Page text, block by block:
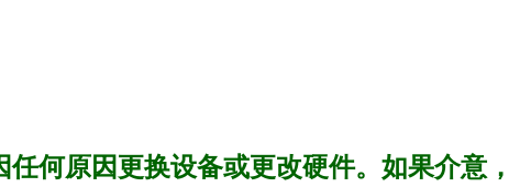
何原因更换设备或更改硬件。如果介意，